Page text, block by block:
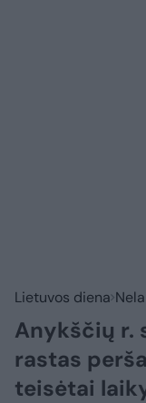
Lietuvos diena
Anykščių r.
rastas
teisėtai